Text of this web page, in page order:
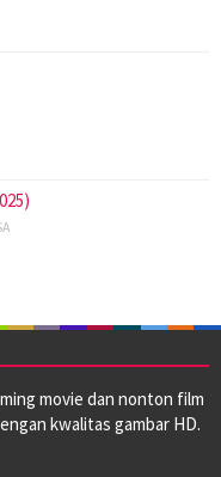
movie dan nonton film
kwalitas gambar HD.